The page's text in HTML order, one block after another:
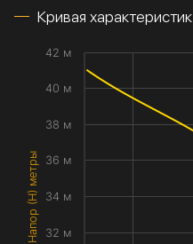
Кривая характеристик
Напор (H) метры 32 м
34 м
36 м
38 м
40 м
42 м